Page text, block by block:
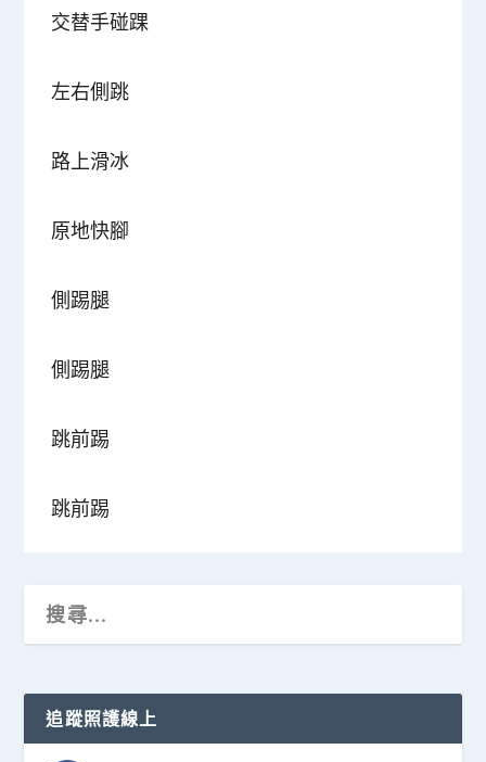
交替手碰踝
左右側跳
路上滑冰
原地快腳
側踢腿
側踢腿
跳前踢
跳前踢
追蹤照護線上